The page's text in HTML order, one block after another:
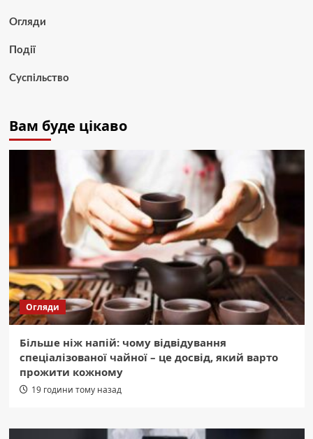
Огляди
Події
Суспільство
Вам буде цікаво
Огляди
Більше ніж напій: чому відвідування
спеціалізованої чайної – це досвід, який варто
прожити кожному
19 години тому назад